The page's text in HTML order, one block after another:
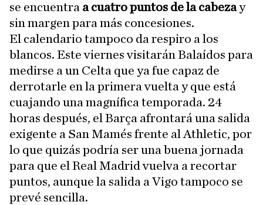
se encuentra a cuatro puntos de la cabezay
sin margen para más concesiones.
El calendario tampoco da respiro a los
blancos. Este viernes visitarán Balaídos para
medirse a un Celta que ya fue capaz de
derrotarle en la primera vuelta y que está
cuajando una magnífica temporada. 24
horas después, el Barça afrontará una salida
exigente a San Mamés frente al Athletic, por
lo que quizás podría ser una buena jornada
para que el Real Madrid vuelva a recortar
puntos, aunque la salida a Vigo tampoco se
prevé sencilla.